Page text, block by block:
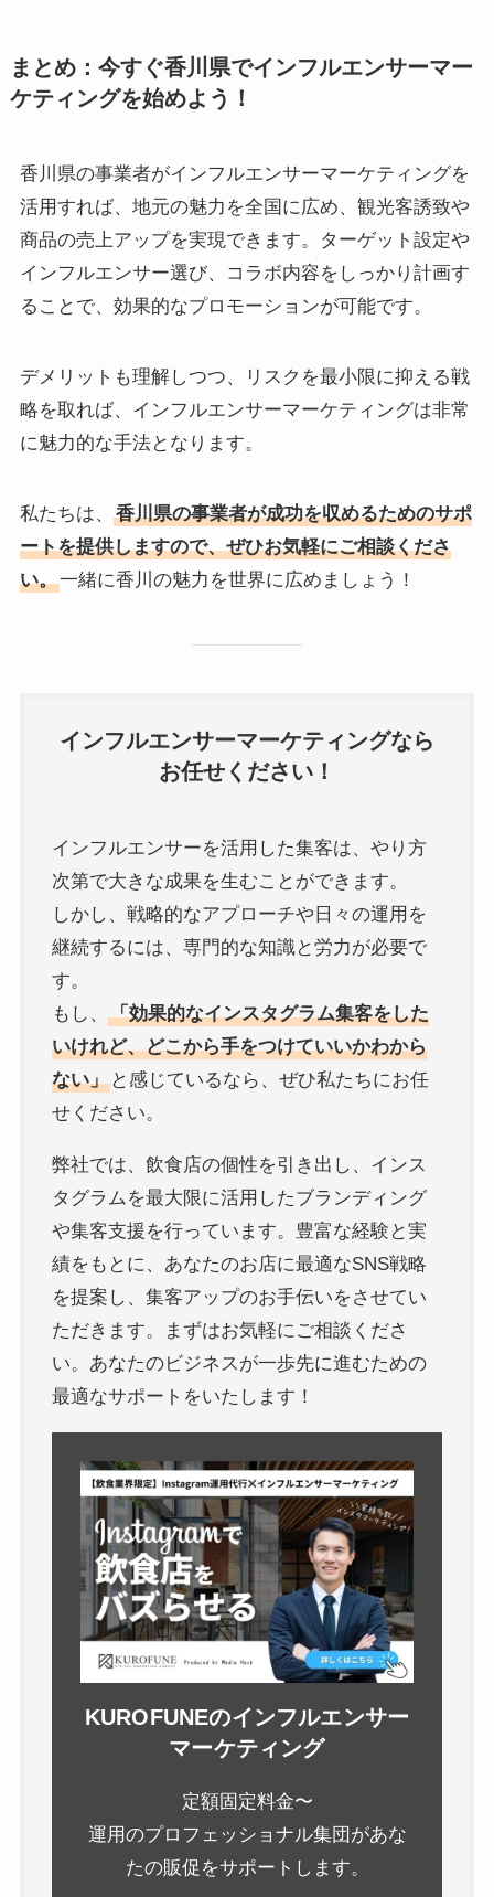
まとめ：今すぐ香川県でインフルエンサーマー
ケティングを始めよう！
香川県の事業者がインフルエンサーマーケティングを
活用すれば、地元の魅力を全国に広め、観光客誘致や
商品の売上アップを実現できます。ターゲット設定や
インフルエンサー選び、コラボ内容をしっかり計画す
ることで、効果的なプロモーションが可能です。
デメリットも理解しつつ、リスクを最小限に抑える戦
略を取れば、インフルエンサーマーケティングは非常
に魅力的な手法となります。
私たちは、
香川県の事業者が成功を収めるためのサポ
ートを提供しますので、ぜひお気軽にご相談くださ
い。一緒に香川の魅力を世界に広めましょう！
インフルエンサーマーケティングなら
お任せください！
インフルエンサーを活用した集客は、やり方
次第で大きな成果を生むことができます。
しかし、戦略的なアプローチや日々の運用を
継続するには、専門的な知識と労力が必要で
す。
もし、「効果的なインスタグラム集客をした
いけれど、どこから手をつけていいかわから
ない」 と感じているなら、ぜひ私たちにお任
せください。
弊社では、飲食店の個性を引き出し、インス
タグラムを最大限に活用したブランディング
や集客支援を行っています。豊富な経験と実
績をもとに、あなたのお店に最適なSNS戦略
を提案し、集客アップのお手伝いをさせてい
ただきます。まずはお気軽にご相談くださ
い。あなたのビジネスが一歩先に進むための
最適なサポートをいたします！
KUROFUNEのインフルエンサー
マーケティング
定額固定料金〜
運用のプロフェッショナル集団があな
たの販促をサポートします。